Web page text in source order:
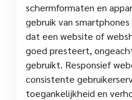
schermformaten en
gebruik van
dat een website of
goed presteert,
gebruikt. Responsief
consistente
toegankelijkheid en